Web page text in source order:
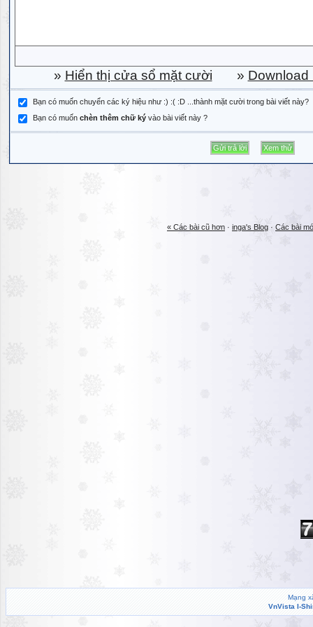
» Hiển thị cửa sổ mặt cười » Download
Bạn có muốn chuyển các ký hiệu như :) :( :D ...thành mặt cười trong bài viết này?
Bạn có muốn chèn thêm chữ ký vào bài viết này ?
« Các bài cũ hơn · inga's Blog · Các bài
Mạng
VnVista I-